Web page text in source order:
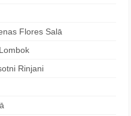
Flores Salā
Rinjani